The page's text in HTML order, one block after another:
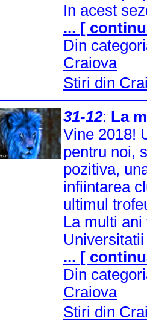
In acest
... [
Din
Craiova
Stiri din
31-12: La
Vine 2018!
pentru noi,
pozitiva,
infiintarea
ultimul
La multi
... [
Din
Craiova
Stiri din